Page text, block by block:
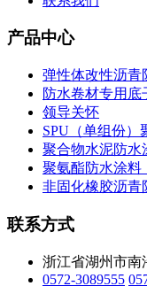
产品中心
弹性体改性沥青
防水卷材专用底
领导关怀
SPU（单组份）
聚合物水泥防水
聚氨酯防水涂料
非固化橡胶沥青
联系方式
浙江省湖州市南
0572-3089555